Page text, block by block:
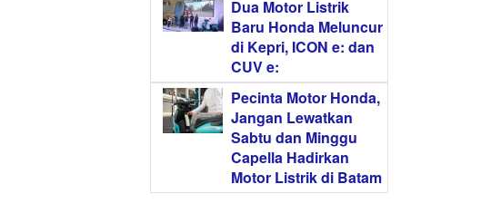
Dua Motor Listrik
Baru Honda Meluncur
di Kepri, ICON e: dan
CUV e:
Pecinta Motor Honda,
Jangan Lewatkan
Sabtu dan Minggu
Capella Hadirkan
Motor Listrik di Batam